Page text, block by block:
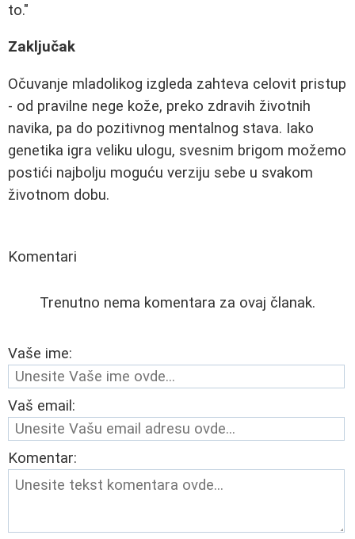
to."
Zaključak
Očuvanje mladolikog izgleda zahteva celovit pristup
- od pravilne nege kože, preko zdravih životnih
navika, pa do pozitivnog mentalnog stava. Iako
genetika igra veliku ulogu, svesnim brigom možemo
postići najbolju moguću verziju sebe u svakom
životnom dobu.
Komentari
Trenutno nema komentara za ovaj članak.
Vaše ime:
Vaš email:
Komentar: